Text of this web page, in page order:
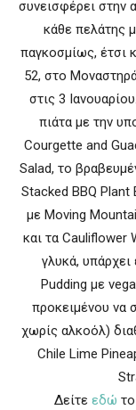
συνεισφέρει στην
κάθε πελάτης
παγκοσμίως, έτσι
52, στο
στις 3
πιάτα με την
Courgette and
Salad, το
Stacked BBQ Plant
με Moving
και τα Cauliflower
γλυκά,
Pudding με
προκειμένου να
χωρίς αλκοόλ)
Chile Lime
Δείτε εδώ